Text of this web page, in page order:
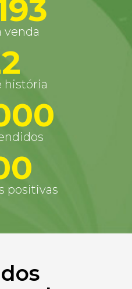
venda
história
positivas